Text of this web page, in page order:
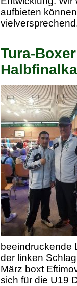
aufbieten
Tura-
beeindruckende
der linken
März boxt
sich für die U19